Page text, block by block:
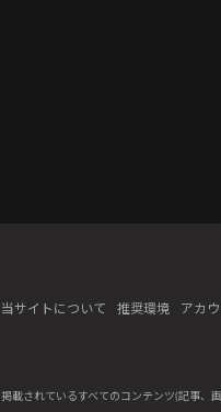
当サイトについて 推奨環境 アカ
掲載されているすべてのコンテンツ(記事、